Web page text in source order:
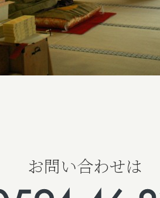
お問い合わせは